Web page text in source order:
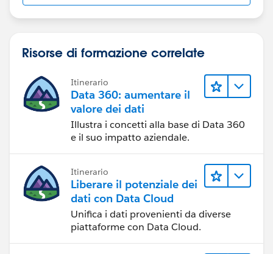
Risorse di formazione correlate
Itinerario
Data 360: aumentare il
valore dei dati
Illustra i concetti alla base di Data 360
e il suo impatto aziendale.
Itinerario
Liberare il potenziale dei
dati con Data Cloud
Unifica i dati provenienti da diverse
piattaforme con Data Cloud.